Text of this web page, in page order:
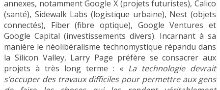
annexes, notamment Google X (projets futuristes), Calico
(santé), Sidewalk Labs (logistique urbaine), Nest (objets
connectés), Fiber (fibre optique), Google Ventures et
Google Capital (investissements divers). Incarnant à sa
manière le néolibéralisme technomystique répandu dans
la Silicon Valley, Larry Page préfère se consacrer aux
projets à très long terme : « La technologie devrait
s’occuper des travaux difficiles pour permettre aux gens